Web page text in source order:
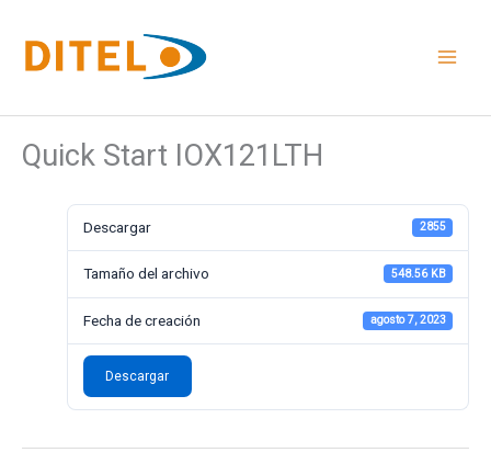
contenido
Quick Start IOX121LTH
Descargar 2855
Tamaño del archivo 548.56 KB
Fecha de creación agosto 7, 2023
Descargar